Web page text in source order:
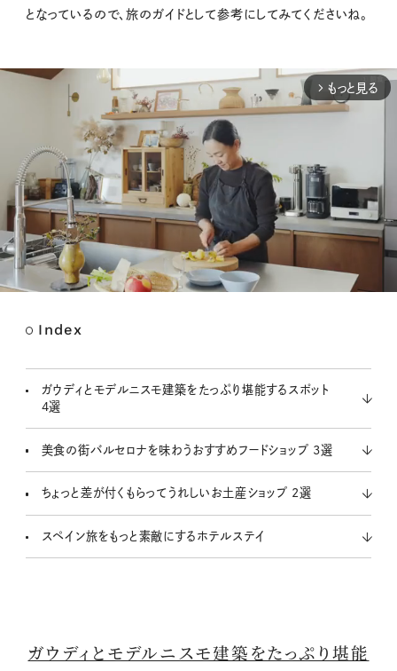
となっているので、旅のガイドとして参考にしてみてくださいね。
arrow_forward_ios もっと見る
Index
ガウディとモデルニスモ建築をたっぷり堪能するスポット
4選
美食の街バルセロナを味わうおすすめフードショップ 3選
ちょっと差が付くもらってうれしいお土産ショップ 2選
スペイン旅をもっと素敵にするホテルステイ
ガウディとモデルニスモ建築をたっぷり堪能